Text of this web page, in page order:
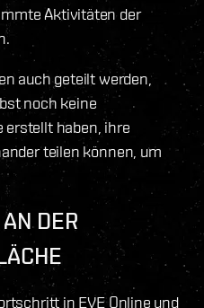
Aktivitäten der
auch geteilt werden,
noch keine
erstellt haben, ihre
teilen können, um
DER
in EVE Online und